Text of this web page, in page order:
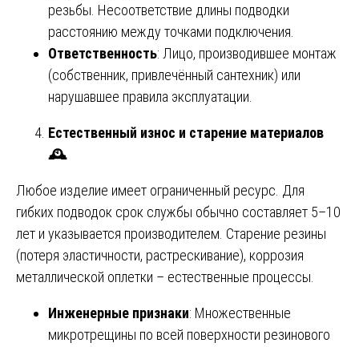
резьбы. Несоответствие длины подводки
расстоянию между точками подключения.
Ответственность: Лицо, производившее монтаж
(собственник, привлечённый сантехник) или
нарушавшее правила эксплуатации.
Естественный износ и старение материалов
🕰
Любое изделие имеет ограниченный ресурс. Для
гибких подводок срок службы обычно составляет 5–10
лет и указывается производителем. Старение резины
(потеря эластичности, растрескивание), коррозия
металлической оплетки – естественные процессы.
Инженерные признаки: Множественные
микротрещины по всей поверхности резинового